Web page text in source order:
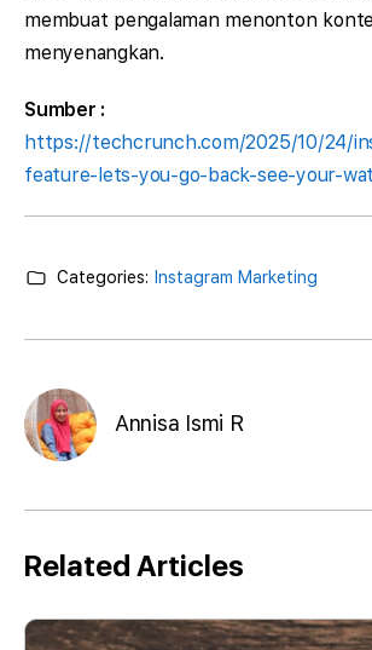
membuat pengalaman menonton
menyenangkan.
Sumber :
https://techcrunch.com/2025/10/24/
feature-lets-you-go-back-see-your-
Categories: Instagram Marketing
Annisa Ismi R
Related Articles